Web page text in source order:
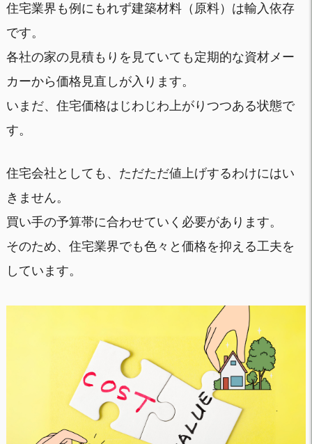
住宅業界も例にもれず建築材料（原料）は輸入依存
です。
各社の家の見積もりを見ていても定期的な資材メー
カーから価格見直しが入ります。
いまだ、住宅価格はじわじわ上がりつつある状態で
す。
住宅会社としても、ただただ値上げするわけにはい
きません。
買い手の予算帯に合わせていく必要があります。
そのため、住宅業界でも色々と価格を抑える工夫を
しています。